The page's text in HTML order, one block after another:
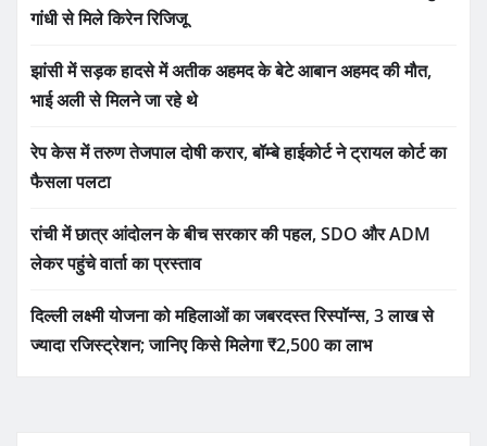
गांधी से मिले किरेन रिजिजू
झांसी में सड़क हादसे में अतीक अहमद के बेटे आबान अहमद की मौत,
भाई अली से मिलने जा रहे थे
रेप केस में तरुण तेजपाल दोषी करार, बॉम्बे हाईकोर्ट ने ट्रायल कोर्ट का
फैसला पलटा
रांची में छात्र आंदोलन के बीच सरकार की पहल, SDO और ADM
लेकर पहुंचे वार्ता का प्रस्ताव
दिल्ली लक्ष्मी योजना को महिलाओं का जबरदस्त रिस्पॉन्स, 3 लाख से
ज्यादा रजिस्ट्रेशन; जानिए किसे मिलेगा ₹2,500 का लाभ